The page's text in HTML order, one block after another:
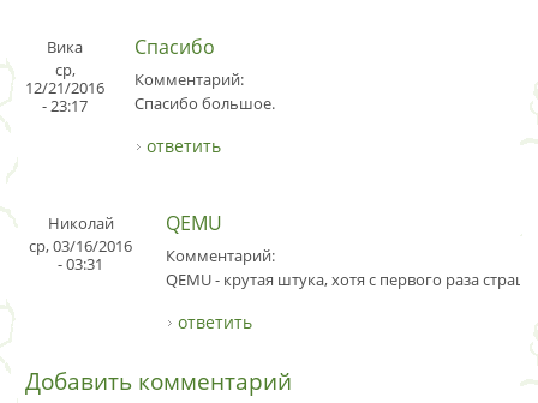
Вика
ср,
12/21/2016
- 23:17
Спасибо
Комментарий:
Спасибо большое.
ответить
Николай
ср, 03/16/2016
- 03:31
QEMU
Комментарий:
QEMU - крутая штука, хотя с первого раза
ответить
Добавить комментарий